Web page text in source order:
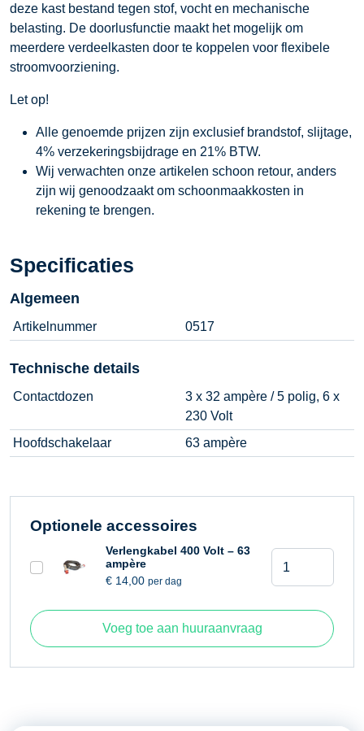
deze kast bestand tegen stof, vocht en mechanische
belasting. De doorlusfunctie maakt het mogelijk om
meerdere verdeelkasten door te koppelen voor flexibele
stroomvoorziening.
Let op!
Alle genoemde prijzen zijn exclusief brandstof, slijtage,
4% verzekeringsbijdrage en 21% BTW.
Wij verwachten onze artikelen schoon retour, anders
zijn wij genoodzaakt om schoonmaakkosten in
rekening te brengen.
Specificaties
Algemeen
Artikelnummer 0517
Technische details
Contactdozen
3 x 32 ampère / 5 polig, 6 x
230 Volt
Hoofdschakelaar
63 ampère
Optionele accessoires
Verlengkabel 400 Volt – 63
ampère
€14,00 per dag
63
aantal
Voeg toe aan huuraanvraag